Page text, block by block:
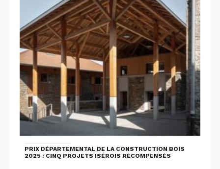
PRIX DÉPARTEMENTAL DE LA CONSTRUCTION BOIS
2025 : CINQ PROJETS ISÉROIS RÉCOMPENSÉS